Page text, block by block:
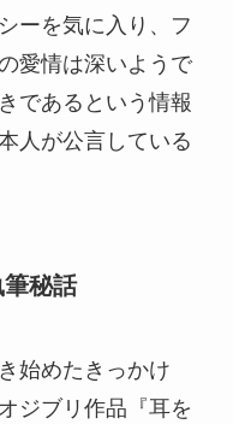
ーを気に入り、フ
愛情は深いようで
であるという情報
人が公言している
秘話
始めたきっかけ
ジブリ作品『耳を